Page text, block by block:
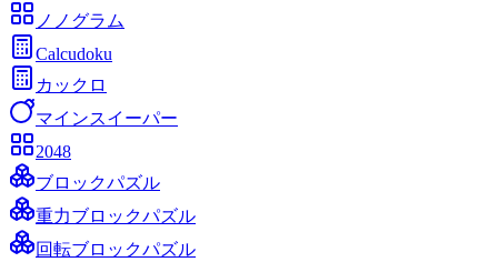
ノノグラム
Calcudoku
カックロ
マインスイーパー
2048
ブロックパズル
重力ブロックパズル
回転ブロックパズル